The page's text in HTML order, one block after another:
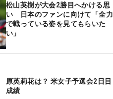
松山英樹が大会2勝目へかける思
い 日本のファンに向けて「全力
で戦っている姿を見てもらいた
い」
原英莉花は？ 米女子予選会2日目
成績